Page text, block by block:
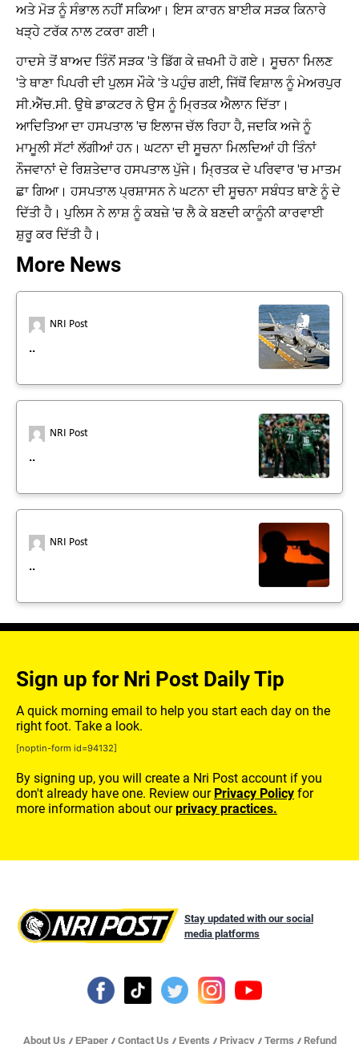
ਅਤੇ ਮੋੜ ਨੂੰ ਸੰਭਾਲ ਨਹੀਂ ਸਕਿਆ। ਇਸ ਕਾਰਨ ਬਾਈਕ ਸੜਕ ਕਿਨਾਰੇ
ਖੜ੍ਹੇ ਟਰੱਕ ਨਾਲ ਟਕਰਾ ਗਈ।
ਹਾਦਸੇ ਤੋਂ ਬਾਅਦ ਤਿੰਨੋਂ ਸੜਕ 'ਤੇ ਡਿੱਗ ਕੇ ਜ਼ਖਮੀ ਹੋ ਗਏ। ਸੂਚਨਾ ਮਿਲਣ
'ਤੇ ਥਾਣਾ ਪਿਪਰੀ ਦੀ ਪੁਲਸ ਮੌਕੇ 'ਤੇ ਪਹੁੰਚ ਗਈ, ਜਿੱਥੋਂ ਵਿਸ਼ਾਲ ਨੂੰ ਮੇਅਰਪੁਰ
ਸੀ.ਐੱਚ.ਸੀ. ਉਥੇ ਡਾਕਟਰ ਨੇ ਉਸ ਨੂੰ ਮ੍ਰਿਤਕ ਐਲਾਨ ਦਿੱਤਾ।
ਆਦਿਤਿਆ ਦਾ ਹਸਪਤਾਲ 'ਚ ਇਲਾਜ ਚੱਲ ਰਿਹਾ ਹੈ, ਜਦਕਿ ਅਜੇ ਨੂੰ
ਮਾਮੂਲੀ ਸੱਟਾਂ ਲੱਗੀਆਂ ਹਨ। ਘਟਨਾ ਦੀ ਸੂਚਨਾ ਮਿਲਦਿਆਂ ਹੀ ਤਿੰਨਾਂ
ਨੌਜਵਾਨਾਂ ਦੇ ਰਿਸ਼ਤੇਦਾਰ ਹਸਪਤਾਲ ਪੁੱਜੇ। ਮ੍ਰਿਤਕ ਦੇ ਪਰਿਵਾਰ 'ਚ ਮਾਤਮ
ਛਾ ਗਿਆ। ਹਸਪਤਾਲ ਪ੍ਰਸ਼ਾਸਨ ਨੇ ਘਟਨਾ ਦੀ ਸੂਚਨਾ ਸਬੰਧਤ ਥਾਣੇ ਨੂੰ ਦੇ
ਦਿੱਤੀ ਹੈ। ਪੁਲਿਸ ਨੇ ਲਾਸ਼ ਨੂੰ ਕਬਜ਼ੇ 'ਚ ਲੈ ਕੇ ਬਣਦੀ ਕਾਨੂੰਨੀ ਕਾਰਵਾਈ
ਸ਼ੁਰੂ ਕਰ ਦਿੱਤੀ ਹੈ।
More News
NRI Post
..
NRI Post
..
NRI Post
..
Sign up for Nri Post Daily Tip
A quick morning email to help you start each day on the
right foot. Take a look.
[noptin-form id=94132]
By signing up, you will create a Nri Post account if you
don't already have one. Review our Privacy Policy for
more information about ourprivacy practices.
Stay updated with our social
media platforms
About Us EPaper Contact Us Events Privacy Terms Refund